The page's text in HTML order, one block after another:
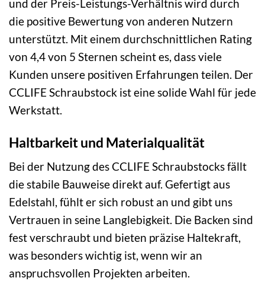
und der Preis-Leistungs-Verhältnis wird durch
die positive Bewertung von anderen Nutzern
unterstützt. Mit einem durchschnittlichen Rating
von 4,4 von 5 Sternen scheint es, dass viele
Kunden unsere positiven Erfahrungen teilen. Der
CCLIFE Schraubstock ist eine solide Wahl für jede
Werkstatt.
Haltbarkeit und Materialqualität
Bei der Nutzung des CCLIFE Schraubstocks fällt
die stabile Bauweise direkt auf. Gefertigt aus
Edelstahl, fühlt er sich robust an und gibt uns
Vertrauen in seine Langlebigkeit. Die Backen sind
fest verschraubt und bieten präzise Haltekraft,
was besonders wichtig ist, wenn wir an
anspruchsvollen Projekten arbeiten.